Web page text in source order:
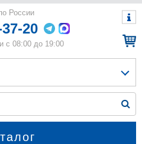
России
20
с 08:00 до 19:00